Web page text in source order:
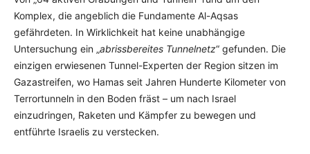
Komplex, die angeblich die Fundamente Al-Aqsas
gefährdeten. In Wirklichkeit hat keine unabhängige
Untersuchung ein „abrissbereites Tunnelnetz“ gefunden. Die
einzigen erwiesenen Tunnel-Experten der Region sitzen im
Gazastreifen, wo Hamas seit Jahren Hunderte Kilometer von
Terrortunneln in den Boden fräst – um nach Israel
einzudringen, Raketen und Kämpfer zu bewegen und
entführte Israelis zu verstecken.